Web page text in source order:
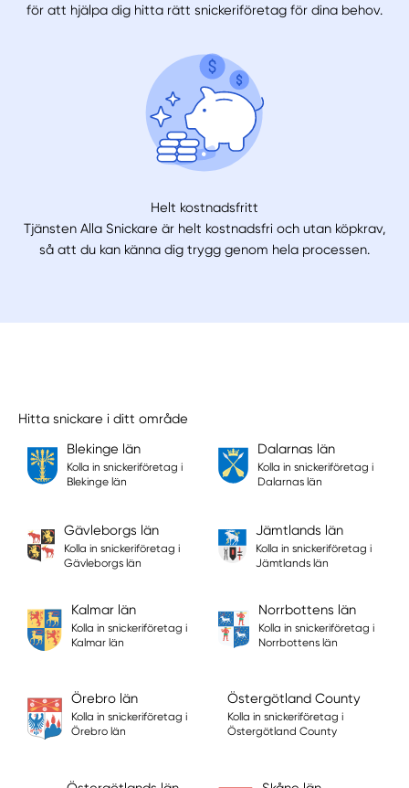
för att hjälpa dig hitta rätt snickeriföretag för dina behov.
Helt kostnadsfritt
Tjänsten Alla Snickare är helt kostnadsfri och utan köpkrav,
så att du kan känna dig trygg genom hela processen.
Hitta snickare i ditt område
Blekinge län
Kolla in snickeriföretag i
Blekinge län
Dalarnas län
Kolla in snickeriföretag i
Dalarnas län
Gävleborgs län
Kolla in snickeriföretag i
Gävleborgs län
Jämtlands län
Kolla in snickeriföretag i
Jämtlands län
Kalmar län
Kolla in snickeriföretag i
Kalmar län
Norrbottens län
Kolla in snickeriföretag i
Norrbottens län
Örebro län
Kolla in snickeriföretag i
Örebro län
Östergötland County
Kolla in snickeriföretag i
Östergötland County